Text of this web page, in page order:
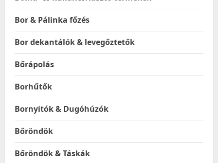
Bor & Pálinka főzés
Bor dekantálók & levegőztetők
Bőrápolás
Borhűtők
Bornyitók & Dugóhúzók
Bőröndök
Bőröndök & Táskák